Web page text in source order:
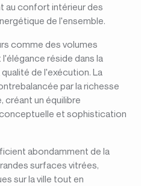
au confort intérieur des
de l'ensemble.
comme des volumes
réside dans la
de l'exécution. La
par la richesse
créant un équilibre
et sophistication
abondamment de la
surfaces vitrées,
sur la ville tout en